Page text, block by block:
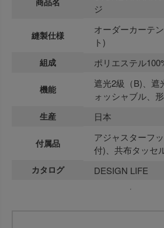
ジ
縫製仕様
オーダーカーテ
ト)
組成 ポリエステル
機能
遮光2級（B)、遮
ォッシャブル、
生産 日本
付属品
アジャスターフ
付)、共布タッセ
カタログ DESIGN LIFE